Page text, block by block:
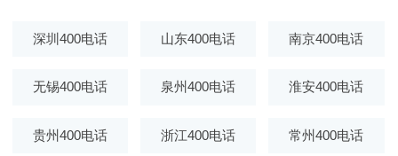
深圳400电话 山东400电话 南京400电话
无锡400电话 泉州400电话 淮安400电话
贵州400电话 浙江400电话 常州400电话